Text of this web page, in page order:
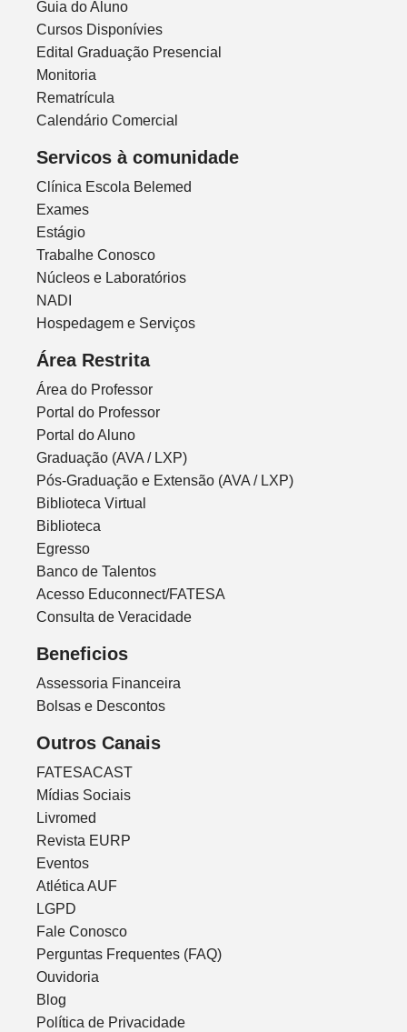
Guia do Aluno
Cursos Disponívies
Edital Graduação Presencial
Monitoria
Rematrícula
Calendário Comercial
Servicos à comunidade
Clínica Escola Belemed
Exames
Estágio
Trabalhe Conosco
Núcleos e Laboratórios
NADI
Hospedagem e Serviços
Área Restrita
Área do Professor
Portal do Professor
Portal do Aluno
Graduação (AVA / LXP)
Pós-Graduação e Extensão (AVA / LXP)
Biblioteca Virtual
Biblioteca
Egresso
Banco de Talentos
Acesso Educonnect/FATESA
Consulta de Veracidade
Beneficios
Assessoria Financeira
Bolsas e Descontos
Outros Canais
FATESACAST
Mídias Sociais
Livromed
Revista EURP
Eventos
Atlética AUF
LGPD
Fale Conosco
Perguntas Frequentes (FAQ)
Ouvidoria
Blog
Política de Privacidade